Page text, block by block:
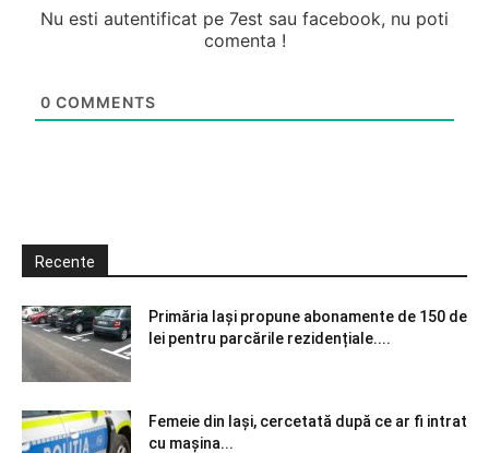
Nu esti autentificat pe 7est sau facebook, nu poti
comenta !
0 COMMENTS
Recente
Primăria Iași propune abonamente de 150 de
lei pentru parcările rezidențiale....
Femeie din Iași, cercetată după ce ar fi intrat
cu mașina...